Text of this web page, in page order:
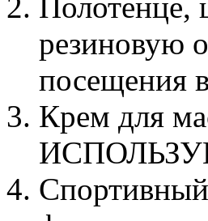
Полотенце,
резиновую
посещения
Крем для